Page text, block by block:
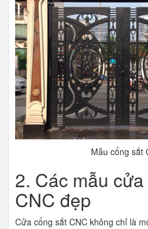
Mẫu cổng sắt
2. Các mẫu
CNC đẹp
Cửa cổng sắt CNC không chỉ là